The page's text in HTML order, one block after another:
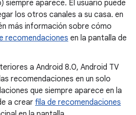
siempre aparece. El usuario puede
los otros canales a su casa. en
más información sobre cómo
recomendaciones en la pantalla de
a Android 8.0, Android TV
recomendaciones en un solo
que siempre aparece en la
a crear fila de recomendaciones